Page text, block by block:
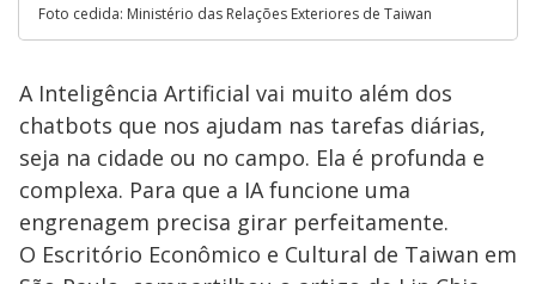
Foto cedida: Ministério das Relações Exteriores de Taiwan
A Inteligência Artificial vai muito além dos
chatbots que nos ajudam nas tarefas diárias,
seja na cidade ou no campo. Ela é profunda e
complexa. Para que a IA funcione uma
engrenagem precisa girar perfeitamente.
O Escritório Econômico e Cultural de Taiwan em